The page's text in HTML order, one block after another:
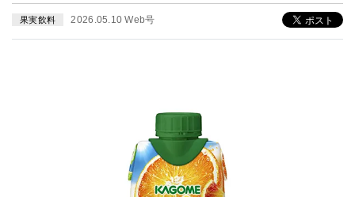
果実飲料 2026.05.10 Web号